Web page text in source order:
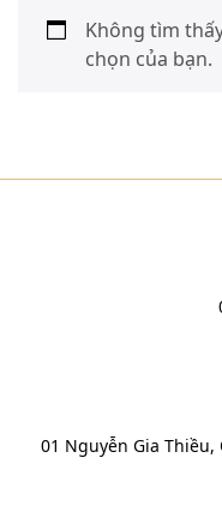
Không tìm
chọn của bạn.
01 Nguyễn Gia Thiều,